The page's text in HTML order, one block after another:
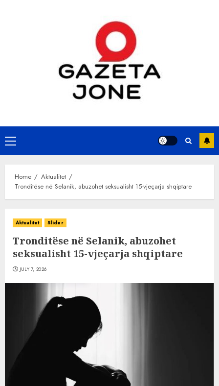
Primary
Menu
Home
Aktualitet
Tronditëse në Selanik, abuzohet seksualisht 15-vjeçarja shqiptare
Aktualitet Slider
Tronditëse në Selanik, abuzohet
seksualisht 15-vjeçarja shqiptare
JULY 7, 2026